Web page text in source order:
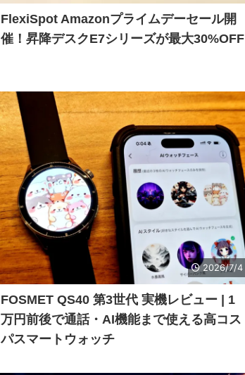
FlexiSpot Amazonプライムデーセール開
催！昇降デスクE7シリーズが最大30%OFF
2026/7/4
FOSMET QS40 第3世代 実機レビュー | 1
万円前後で通話・AI機能まで使える高コス
パスマートウォッチ